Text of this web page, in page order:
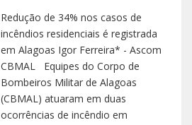
Redução de 34% nos casos de
incêndios residenciais é registrada
em Alagoas Igor Ferreira* - Ascom
CBMAL Equipes do Corpo de
Bombeiros Militar de Alagoas
(CBMAL) atuaram em duas
ocorrências de incêndio em